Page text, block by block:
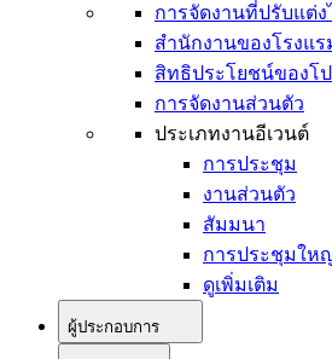
การจัดงานที่ปรับแต่ง
สำนักงานของโรงแร
สิทธิประโยชน์ของโ
การจัดงานส่วนตัว
ประเภทงานอีเวนต์
การประชุม
งานส่วนตัว
สัมมนา
การประชุมให
ดูเพิ่มเติม
ผู้ประกอบการ